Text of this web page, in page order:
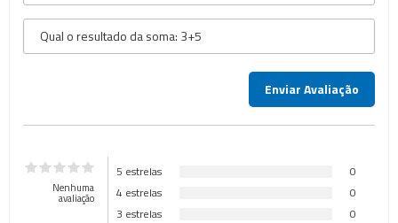
Nenhuma
avaliação
5 estrelas
0
4 estrelas
0
3 estrelas
0